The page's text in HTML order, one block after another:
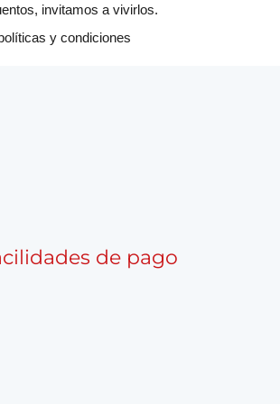
invitamos a vivirlos.
y condiciones
de pago